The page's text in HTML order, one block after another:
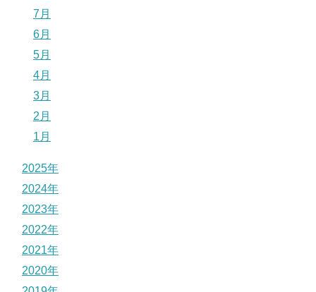
7月
6月
5月
4月
3月
2月
1月
2025年
2024年
2023年
2022年
2021年
2020年